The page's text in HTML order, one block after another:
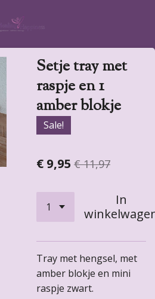
Setje tray met
raspje en 1
amber blokje
Sale!
€ 9,95 € 11,97
In
Tray met hengsel, met
amber blokje en mini
raspje zwart.